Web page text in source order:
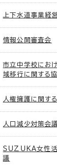
上下水道事業経
情報公開審査会
市立中学校にお
域移行に関する
人権擁護に関す
人口減少対策会
SUZUKA女性活
議